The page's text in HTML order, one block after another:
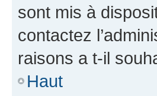
sont mis à
contactez
raisons a t-il
Haut